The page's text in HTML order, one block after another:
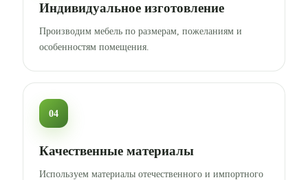
Индивидуальное изготовление
Производим мебель по размерам, пожеланиям и
особенностям помещения.
04
Качественные материалы
Используем материалы отечественного и импортного